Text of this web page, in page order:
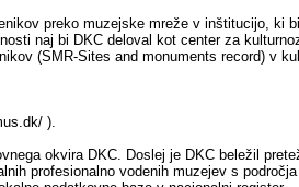
preko muzejske mreže v inštitucijo, ki
naj bi DKC deloval kot center za
(SMR-Sites and monuments record) v
).
okvira DKC. Doslej je DKC beležil
profesionalno vodenih muzejev s